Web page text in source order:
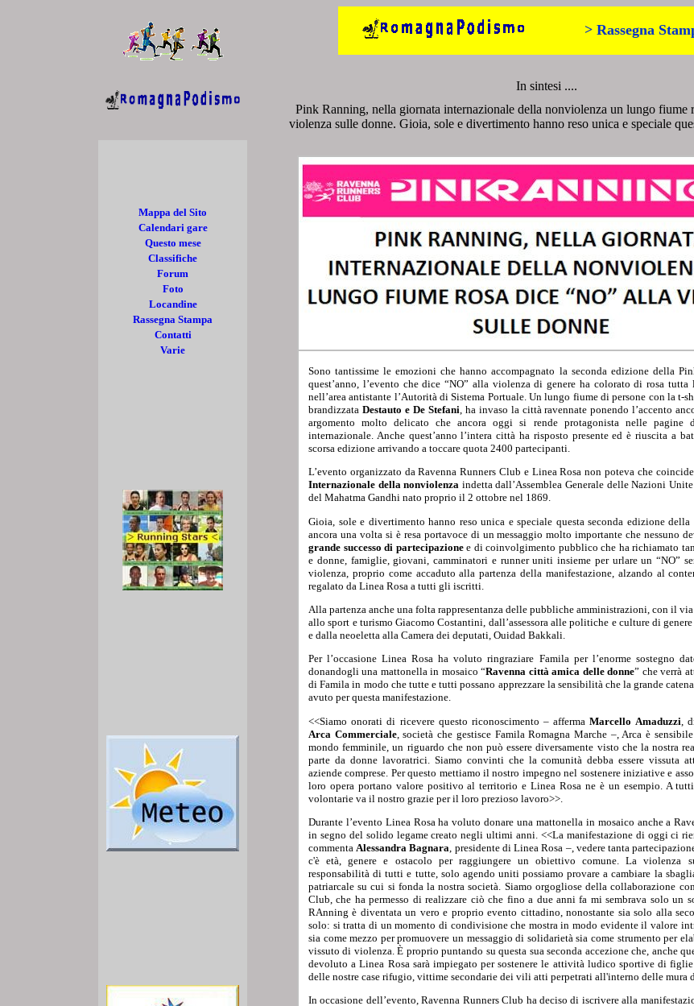
> Rassegna
In sintesi ....
Pink Ranning, nella giornata internazionale della nonviolenza un lungo fiume
violenza sulle donne. Gioia, sole e divertimento hanno reso unica e speciale
Mappa del Sito
Calendari gare
Questo mese
Classifiche
Forum
Foto
Locandine
Rassegna Stampa
Contatti
Varie
Sono tantissime le emozioni che hanno accompagnato la seconda edizione della
quest’anno, l’evento che dice “NO” alla violenza di genere ha colorato di rosa tutta
nell’area antistante l’Autorità di Sistema Portuale. Un lungo fiume di persone con la t-
brandizzata Destauto e De Stefani, ha invaso la città ravennate ponendo l’accento
argomento molto delicato che ancora oggi si rende protagonista nelle pagine
internazionale. Anche quest’anno l’intera città ha risposto presente ed è riuscita a
scorsa edizione arrivando a toccare quota 2400 partecipanti.
L’evento organizzato da Ravenna Runners Club e Linea Rosa non poteva che
Internazionale della nonviolenza indetta dall’Assemblea Generale delle Nazioni
del Mahatma Gandhi nato proprio il 2 ottobre nel 1869.
Gioia, sole e divertimento hanno reso unica e speciale questa seconda edizione
ancora una volta si è resa portavoce di un messaggio molto importante che nessuno
grande successo di partecipazionee di coinvolgimento pubblico che ha richiamato
e donne, famiglie, giovani, camminatori e runner uniti insieme per urlare un “NO”
violenza, proprio come accaduto alla partenza della manifestazione, alzando al
regalato da Linea Rosa a tutti gli iscritti.
Alla partenza anche una folta rappresentanza delle pubbliche amministrazioni, con il via
allo sport e turismo Giacomo Costantini, dall’assessora alle politiche e culture di
e dalla neoeletta alla Camera dei deputati, Ouidad Bakkali.
Per l’occasione Linea Rosa ha voluto ringraziare Famila per l’enorme sostegno
donandogli una mattonella in mosaico “Ravenna città amica delle donne” che verrà
di Famila in modo che tutte e tutti possano apprezzare la sensibilità che la grande
avuto per questa manifestazione.
<<Siamo onorati di ricevere questo riconoscimento – affermaMarcello Amaduzzi ,
Arca Commerciale, società che gestisce Famila Romagna Marche –, Arca è
mondo femminile, un riguardo che non può essere diversamente visto che la nostra
parte da donne lavoratrici. Siamo convinti che la comunità debba essere vissuta
aziende comprese. Per questo mettiamo il nostro impegno nel sostenere iniziative e
loro opera portano valore positivo al territorio e Linea Rosa ne è un esempio. A
volontarie va il nostro grazie per il loro prezioso lavoro>>.
Durante l’evento Linea Rosa ha voluto donare una mattonella in mosaico anche a
in segno del solido legame creato negli ultimi anni. <<La manifestazione di oggi ci
commenta Alessandra Bagnara , presidente di Linea Rosa –, vedere tanta
c'è età, genere e ostacolo per raggiungere un obiettivo comune. La violenza
responsabilità di tutti e tutte, solo agendo uniti possiamo provare a cambiare la
patriarcale su cui si fonda la nostra società. Siamo orgogliose della collaborazione
Club, che ha permesso di realizzare ciò che fino a due anni fa mi sembrava solo un
RAnning è diventata un vero e proprio evento cittadino, nonostante sia solo alla
solo: si tratta di un momento di condivisione che mostra in modo evidente il valore
sia come mezzo per promuovere un messaggio di solidarietà sia come strumento per
vissuto di violenza. È proprio puntando su questa sua seconda accezione che, anche
devoluto a Linea Rosa sarà impiegato per sostenere le attività ludico sportive di
delle nostre case rifugio, vittime secondarie dei vili atti perpetrati all'interno delle mura
In occasione dell’evento, Ravenna Runners Club ha deciso di iscrivere alla